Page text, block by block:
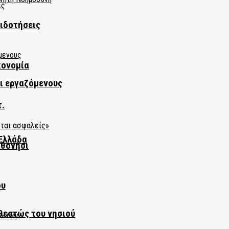
εργαζόμενους
του νησιού